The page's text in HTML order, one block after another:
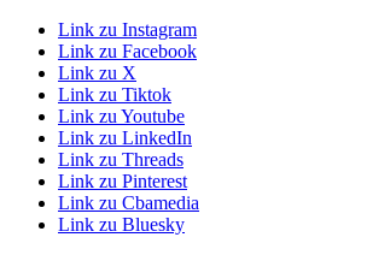
Link zu Instagram
Link zu Facebook
Link zu X
Link zu Tiktok
Link zu Youtube
Link zu LinkedIn
Link zu Threads
Link zu Pinterest
Link zu Cbamedia
Link zu Bluesky